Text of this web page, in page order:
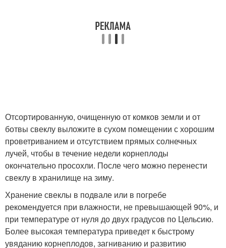
Отсортированную, очищенную от комков земли и от
ботвы свеклу выложите в сухом помещении с хорошим
проветриванием и отсутствием прямых солнечных
лучей, чтобы в течение недели корнеплоды
окончательно просохли. После чего можно перенести
свеклу в хранилище на зиму.
Хранение свеклы в подвале или в погребе
рекомендуется при влажности, не превышающей 90%, и
при температуре от нуля до двух градусов по Цельсию.
Более высокая температура приведет к быстрому
увяданию корнеплодов, загниванию и развитию